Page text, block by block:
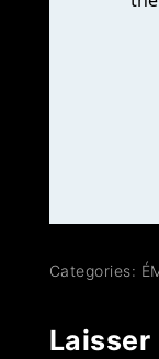
Categories: